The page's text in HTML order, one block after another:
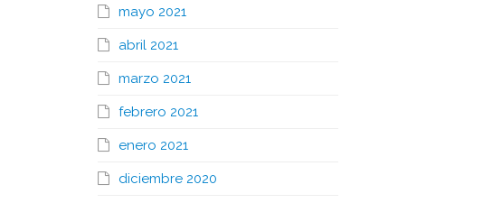
mayo 2021
abril 2021
marzo 2021
febrero 2021
enero 2021
diciembre 2020